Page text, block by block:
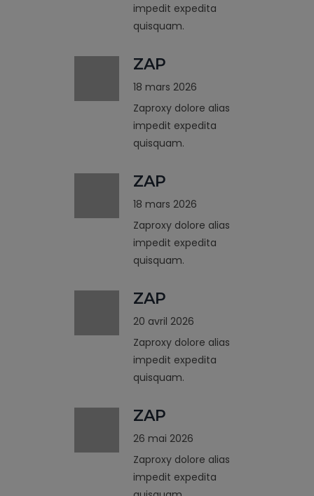
impedit expedita
quisquam.
ZAP
18 mars 2026
Zaproxy dolore alias
impedit expedita
quisquam.
ZAP
18 mars 2026
Zaproxy dolore alias
impedit expedita
quisquam.
ZAP
20 avril 2026
Zaproxy dolore alias
impedit expedita
quisquam.
ZAP
26 mai 2026
Zaproxy dolore alias
impedit expedita